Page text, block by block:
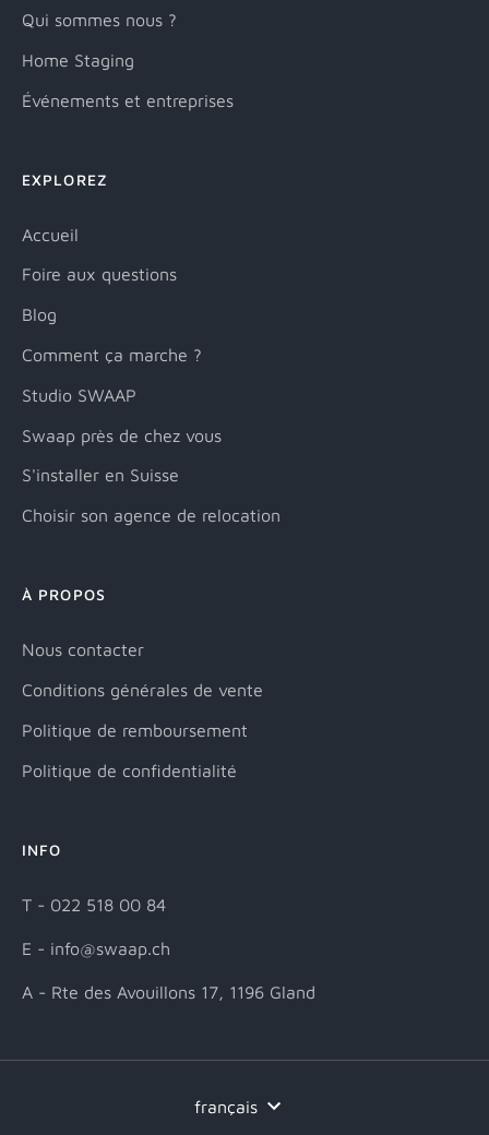
Qui sommes nous ?
Home Staging
Événements et entreprises
EXPLOREZ
Accueil
Foire aux questions
Blog
Comment ça marche ?
Studio SWAAP
Swaap près de chez vous
S'installer en Suisse
Choisir son agence de relocation
À PROPOS
Nous contacter
Conditions générales de vente
Politique de remboursement
Politique de confidentialité
INFO
T - 022 518 00 84
E - info@swaap.ch
A - Rte des Avouillons 17, 1196 Gland
français